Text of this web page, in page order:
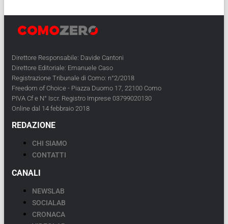
Direttore Responsabile: Davide Cantoni
Direttore Editoriale: Emanuele Caso
Registrazione Tribunale di Como: n°2/2018
Freedom of Choice - Piazza Duomo 17, 22100 Como
PIVA Cf e N° Iscr. Registro Imprese 03799020130
Online dal 14 febbraio 2018
REDAZIONE
CHI SIAMO
CONTATTI
CANALI
NEWSLAB
SOCIALAB
CRONACA